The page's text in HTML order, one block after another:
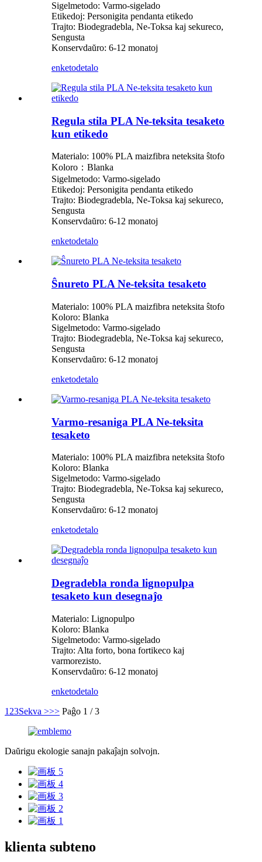
Sigelmetodo: Varmo-sigelado
Etikedoj: Personigita pendanta etikedo
Trajto: Biodegradebla, Ne-Toksa kaj sekureco,
Sengusta
Konservdaŭro: 6-12 monatoj
enketodetalo
Regula stila PLA Ne-teksita tesaketo
kun etikedo
Materialo: 100% PLA maizfibra neteksita ŝtofo
Koloro：Blanka
Sigelmetodo: Varmo-sigelado
Etikedoj: Personigita pendanta etikedo
Trajto: Biodegradebla, Ne-Toksa kaj sekureco,
Sengusta
Konservdaŭro: 6-12 monatoj
enketodetalo
Ŝnureto PLA Ne-teksita tesaketo
Materialo: 100% PLA maizfibra neteksita ŝtofo
Koloro: Blanka
Sigelmetodo: Varmo-sigelado
Trajto: Biodegradebla, Ne-Toksa kaj sekureco,
Sengusta
Konservdaŭro: 6-12 monatoj
enketodetalo
Varmo-resaniga PLA Ne-teksita
tesaketo
Materialo: 100% PLA maizfibra neteksita ŝtofo
Koloro: Blanka
Sigelmetodo: Varmo-sigelado
Trajto: Biodegradebla, Ne-Toksa kaj sekureco,
Sengusta
Konservdaŭro: 6-12 monatoj
enketodetalo
Degradebla ronda lignopulpa
tesaketo kun desegnaĵo
Materialo: Lignopulpo
Koloro: Blanka
Sigelmetodo: Varmo-sigelado
Trajto: Alta forto, bona fortikeco kaj
varmorezisto.
Konservdaŭro: 6-12 monatoj
enketodetalo
1 23Sekva >>> Paĝo 1 / 3
Daŭrigu ekologie sanajn pakaĵajn solvojn.
klienta subteno